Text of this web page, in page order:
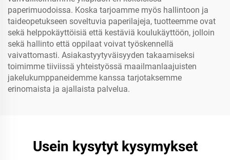
paperimuodoissa. Koska tarjoamme myös hallintoon ja
taideopetukseen soveltuvia paperilajeja, tuotteemme ovat
sekä helppokäyttöisiä että kestäviä koulukäyttöön, jolloin
sekä hallinto että oppilaat voivat työskennellä
vaivattomasti. Asiakastyytyväisyyden takaamiseksi
toimimme tiiviissä yhteistyössä maailmanlaajuisten
jakelukumppaneidemme kanssa tarjotaksemme
erinomaista ja ajallaista palvelua.
Usein kysytyt kysymykset